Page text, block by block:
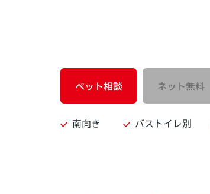
ペット相談 ネット無料
南向き バストイレ別